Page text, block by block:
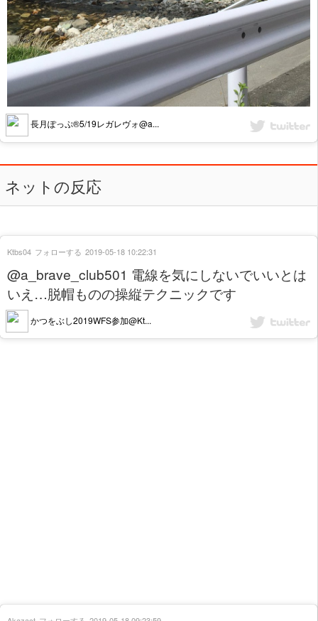
長月ぽっぷ®5/19レガレヴォ@a...
ネットの反応
@a_brave_club501 電線を気にしないでいいとは
いえ…脱帽ものの操縦テクニックです
かつをぶし2019WFS参加@Kt...
Ktbs04 フォローする 2019-05-18 10:22:31